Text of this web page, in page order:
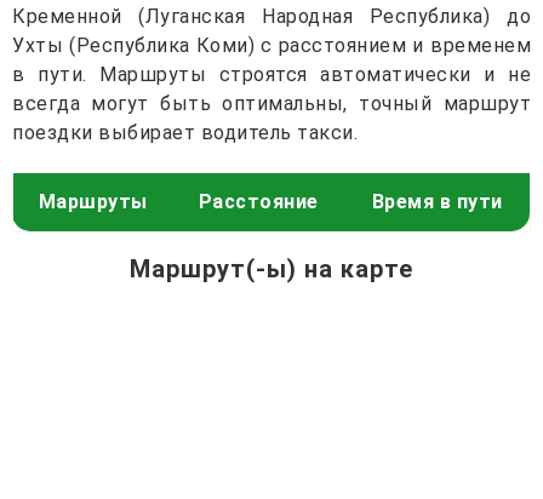
Кременной (Луганская Народная Республика) до
Ухты (Республика Коми) с расстоянием и временем
в пути. Маршруты строятся автоматически и не
всегда могут быть оптимальны, точный маршрут
поездки выбирает водитель такси.
Маршруты Расстояние Время в пути
Маршрут(-ы) на карте